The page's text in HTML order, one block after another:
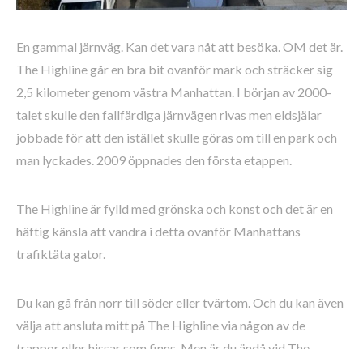
En gammal järnväg. Kan det vara nåt att besöka. OM det är.
The Highline går en bra bit ovanför mark och sträcker sig
2,5 kilometer genom västra Manhattan. I början av 2000-
talet skulle den fallfärdiga järnvägen rivas men eldsjälar
jobbade för att den istället skulle göras om till en park och
man lyckades. 2009 öppnades den första etappen.
The Highline är fylld med grönska och konst och det är en
häftig känsla att vandra i detta ovanför Manhattans
trafiktäta gator.
Du kan gå från norr till söder eller tvärtom. Och du kan även
välja att ansluta mitt på The Highline via någon av de